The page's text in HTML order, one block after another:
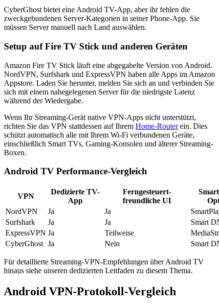
CyberGhost bietet eine Android TV-App, aber ihr fehlen die
zweckgebundenen Server-Kategorien in seiner Phone-App. Sie
müssen Server manuell nach Land auswählen.
Setup auf Fire TV Stick und anderen Geräten
Amazon Fire TV Stick läuft eine abgegabelte Version von Android.
NordVPN, Surfshark und ExpressVPN haben alle Apps im Amazon
Appstore. Laden Sie herunter, melden Sie sich an und verbinden Sie
sich mit einem nahegelegenen Server für die niedrigste Latenz
während der Wiedergabe.
Wenn Ihr Streaming-Gerät native VPN-Apps nicht unterstützt,
richten Sie das VPN stattdessen auf Ihrem Home-Routerein. Dies
schützt automatisch alle mit Ihrem Wi-Fi verbundenen Geräte,
einschließlich Smart TVs, Gaming-Konsolen und älterer Streaming-
Boxen.
Android TV Performance-Vergleich
VPN
Dedizierte TV-
App
Ferngesteuert-
freundliche UI
NordVPN
Ja Ja
Surfshark
Ja Ja
Smart
ExpressVPN Ja Teilweise
CyberGhost Ja Nein Smart
Für detaillierte Streaming-VPN-Empfehlungen über Android TV
hinaus siehe unseren dedizierten Leitfaden zu diesem Thema.
Android VPN-Protokoll-Vergleich